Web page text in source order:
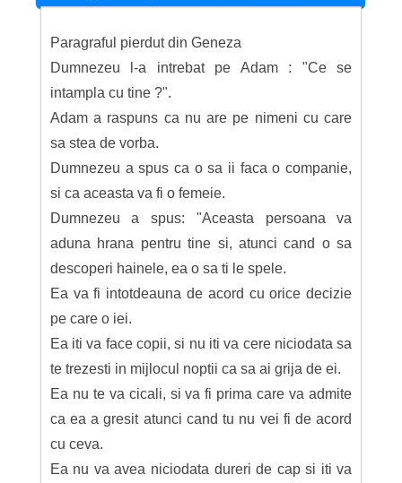
Paragraful pierdut din Geneza
Dumnezeu l-a intrebat pe Adam : "Ce se
intampla cu tine ?".
Adam a raspuns ca nu are pe nimeni cu care
sa stea de vorba.
Dumnezeu a spus ca o sa ii faca o companie,
si ca aceasta va fi o femeie.
Dumnezeu a spus: "Aceasta persoana va
aduna hrana pentru tine si, atunci cand o sa
descoperi hainele, ea o sa ti le spele.
Ea va fi intotdeauna de acord cu orice decizie
pe care o iei.
Ea iti va face copii, si nu iti va cere niciodata sa
te trezesti in mijlocul noptii ca sa ai grija de ei.
Ea nu te va cicali, si va fi prima care va admite
ca ea a gresit atunci cand tu nu vei fi de acord
cu ceva.
Ea nu va avea niciodata dureri de cap si iti va